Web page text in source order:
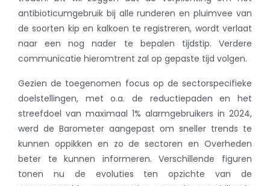
antibioticumgebruik bij alle runderen en pluimvee van
de soorten kip en kalkoen te registreren, wordt verlaat
naar een nog nader te bepalen tijdstip. Verdere
communicatie hieromtrent zal op gepaste tijd volgen.
Gezien de toegenomen focus op de sectorspecifieke
doelstellingen, met o.a. de reductiepaden en het
streefdoel van maximaal 1% alarmgebruikers in 2024,
werd de Barometer aangepast om sneller trends te
kunnen oppikken en zo de sectoren en Overheden
beter te kunnen informeren. Verschillende figuren
tonen nu de evoluties ten opzichte van de